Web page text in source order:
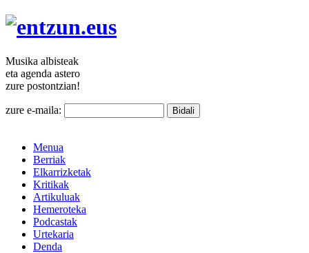
Musika albisteak
eta agenda astero
zure postontzian!
zure e-maila:
Menua
Berriak
Elkarrizketak
Kritikak
Artikuluak
Hemeroteka
Podcastak
Urtekaria
Denda